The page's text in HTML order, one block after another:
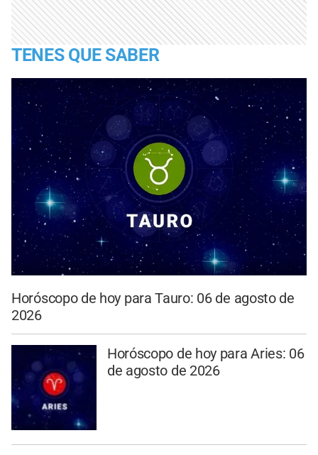
TENES QUE SABER
Horóscopo de hoy para Tauro: 06 de agosto de
2026
Horóscopo de hoy para Aries: 06
de agosto de 2026